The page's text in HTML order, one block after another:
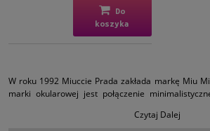
Do
koszyka
W roku 1992 Miuccie Prada zakłada markę Miu
marki okularowej jest połączenie
otwarty pierwszy sklep, który oferujeokulary Miu
Czytaj Dalej